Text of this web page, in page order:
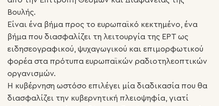
Βουλής.
Είναι ένα βήμα προς το ευρωπαϊκό κεκτημένο, ένα
βήμα που διασφαλίζει τη λειτουργία της ΕΡΤ ως
ειδησεογραφικού, ψυχαγωγικού και επιμορφωτικού
φορέα στα πρότυπα ευρωπαϊκών ραδιοτηλεοπτικών
οργανισμών.
Η κυβέρνηση ωστόσο επιλέγει μία διαδικασία που θα
διασφαλίζει την κυβερνητική πλειοψηφία, γιατί